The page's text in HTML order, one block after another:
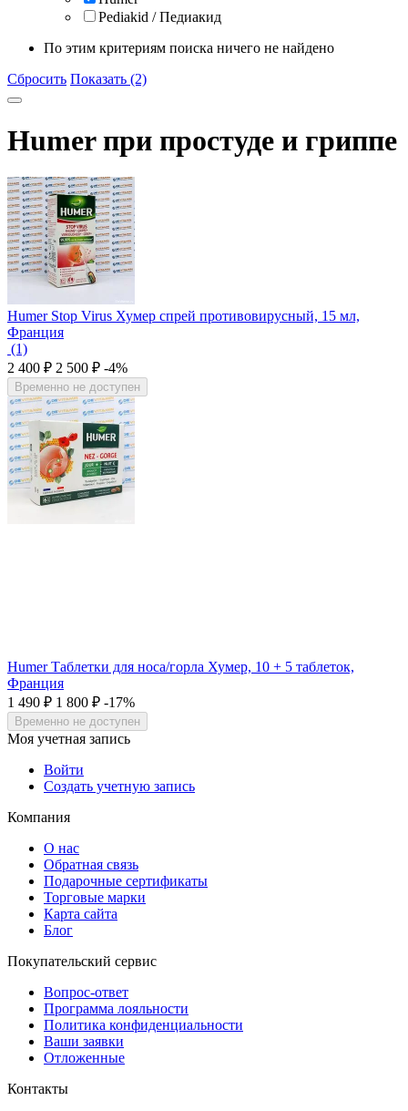
Pediakid / Педиакид
По этим критериям поиска ничего не найдено
Сбросить Показать (2)
Humer при простуде и гриппе
Humer Stop Virus Хумер спрей противовирусный, 15 мл,
Франция
(1)
2 400 ₽ 2 500 ₽ -4%
Временно не доступен
Humer Таблетки для носа/горла Хумер, 10 + 5 таблеток,
Франция
1 490 ₽ 1 800 ₽ -17%
Временно не доступен
Моя учетная запись
Войти
Создать учетную запись
Компания
О нас
Обратная связь
Подарочные сертификаты
Торговые марки
Карта сайта
Блог
Покупательский сервис
Вопрос-ответ
Программа лояльности
Политика конфиденциальности
Ваши заявки
Отложенные
Контакты